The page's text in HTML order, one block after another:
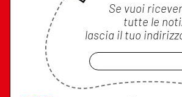
Se vuoi
tutte le
lascia il tuo